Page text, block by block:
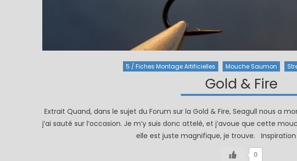
5 / Fiches Montage Artificielles Mouche Saumon
Gold & Fire
Extrait Quand, dans le sujet du Forum sur la Gold & Fire, Seagull nous a
j’ai sauté sur l’occasion. Je m’y suis donc attelé, et j’avoue que cette
elle est juste magnifique, je trouve. Inspiration
0